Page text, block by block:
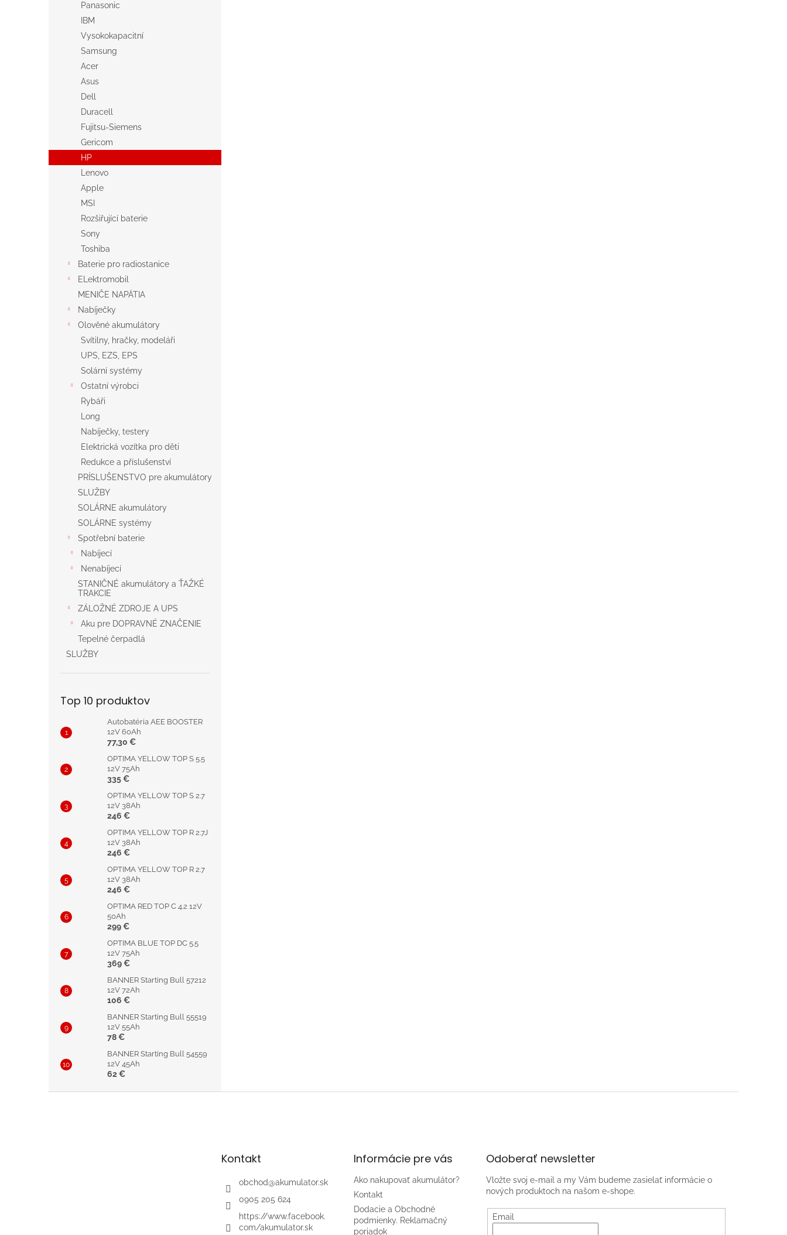
Panasonic
IBM
Vysokokapacitní
Samsung
Acer
Asus
Dell
Duracell
Fujitsu-Siemens
Gericom
HP
Lenovo
Apple
MSI
Rozšiřující baterie
Sony
Toshiba
Baterie pro radiostanice
ELektromobil
MENIČE NAPÄTIA
Nabíječky
Olověné akumulátory
Svítilny, hračky, modeláři
UPS, EZS, EPS
Solární systémy
Ostatní výrobci
Rybáři
Long
Nabíječky, testery
Elektrická vozítka pro děti
Redukce a příslušenství
PRÍSLUŠENSTVO pre akumulátory
SLUŽBY
SOLÁRNE akumulátory
SOLÁRNE systémy
Spotřební baterie
Nabíjecí
Nenabíjecí
STANIČNÉ akumulátory a ŤAŽKÉ
TRAKCIE
ZÁLOŽNÉ ZDROJE A UPS
Aku pre DOPRAVNÉ ZNAČENIE
Tepelné čerpadlá
SLUŽBY
Top 10 produktov
Autobatéria AEE BOOSTER
12V 60Ah
77,30 €
OPTIMA YELLOW TOP S 5.5
12V 75Ah
335 €
OPTIMA YELLOW TOP S 2.7
12V 38Ah
246 €
OPTIMA YELLOW TOP R 2.7J
12V 38Ah
246 €
OPTIMA YELLOW TOP R 2.7
12V 38Ah
246 €
OPTIMA RED TOP C 4.2 12V
50Ah
299 €
OPTIMA BLUE TOP DC 5.5
12V 75Ah
369 €
BANNER Starting Bull 57212
12V 72Ah
106 €
BANNER Starting Bull 55519
12V 55Ah
78 €
BANNER Starting Bull 54559
12V 45Ah
62 €
Kontakt
obchod@akumulator.sk
0905 205 624
https://www.facebook.
com/akumulator.sk
Informácie pre vás
Ako nakupovať akumulátor?
Kontakt
Dodacie a Obchodné
podmienky. Reklamačný
poriadok
Odoberať newsletter
Vložte svoj e-mail a my Vám budeme zasielať informácie o
nových produktoch na našom e-shope.
Email